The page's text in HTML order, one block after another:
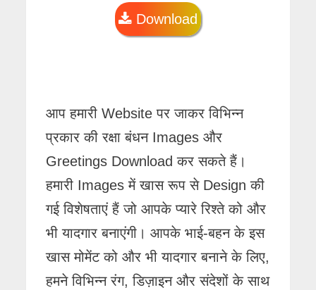
Download
आप हमारी Website पर जाकर विभिन्न
प्रकार की रक्षा बंधन Images और
Greetings Download कर सकते हैं।
हमारी Images में खास रूप से Design की
गई विशेषताएं हैं जो आपके प्यारे रिश्ते को और
भी यादगार बनाएंगी। आपके भाई-बहन के इस
खास मोमेंट को और भी यादगार बनाने के लिए,
हमने विभिन्न रंग, डिज़ाइन और संदेशों के साथ